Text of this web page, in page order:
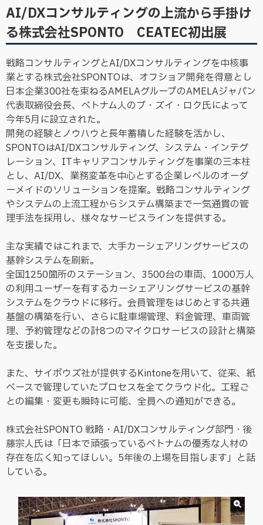
AI/DXコンサルティングの上流から手掛け
る株式会社SPONTO CEATEC初出展
戦略コンサルティングとAI/DXコンサルティングを中核事
業とする株式会社SPONTOは、オフショア開発を得意とし
日本企業300社を束ねるAMELAグループのAMELAジャパン
代表取締役会長、ベトナム人のブ・ズイ・ロク氏によって
今年5月に設立された。
開発の経験とノウハウと長年蓄積した経験を活かし、
SPONTOはAI/DXコンサルティング、システム・インテグ
レーション、ITキャリアコンサルティングを事業の三本柱
とし、AI/DX、業務変革を中心とする企業レベルのオーダ
ーメイドのソリューションを提案。戦略コンサルティング
やシステムの上流工程からシステム構築まで一気通貫の管
理手法を採用し、様々なサービスラインを提供する。
主な実績ではこれまで、大手カーシェアリングサービスの
基幹システムを刷新。
全国1250箇所のステーション、3500台の車両、1000万人
の利用ユーザーを有するカーシェアリングサービスの基幹
システムをクラウドに移行。会員管理をはじめとする共通
基盤の構築を行い、さらに駐車場管理、料金管理、車両管
理、予約管理などの計8つのマイクロサービスの設計と構築
を支援した。
また、サイボウズ社が提供するKintoneを用いて、従来、紙
ベースで管理していたプロセスを全てクラウド化。工程ご
との編集・変更も瞬時に可能、全員への通知ができる。
株式会社SPONTO 戦略・AI/DXコンサルティング部門・後
藤宗人氏は「日本で頑張っているベトナムの優秀な人材の
存在を広く知ってほしい。5年後の上場を目指します」と話
している。